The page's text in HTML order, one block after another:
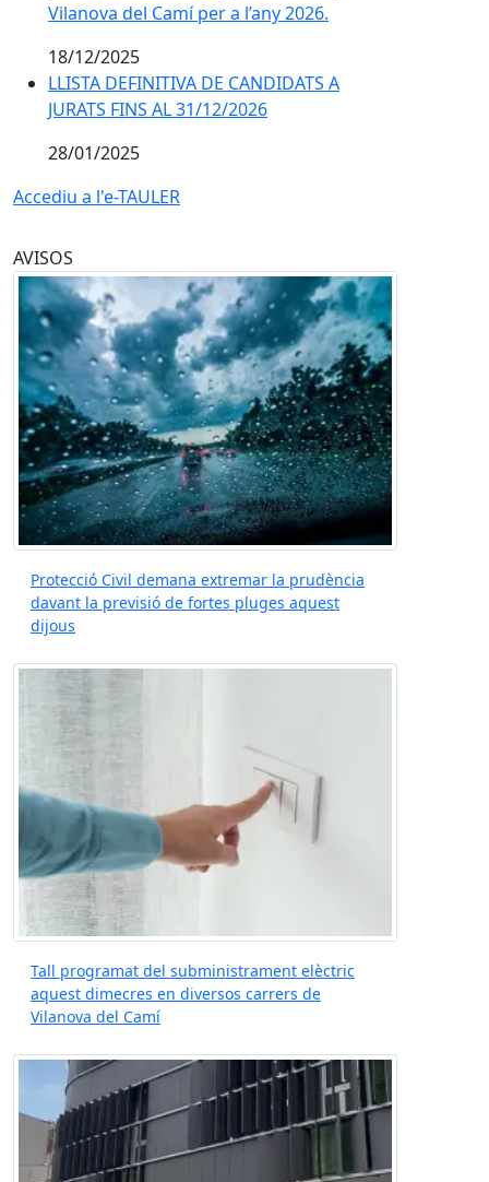
Vilanova del Camí per a l’any 2026.
18/12/2025
LLISTA DEFINITIVA DE CANDIDATS A
JURATS FINS AL 31/12/2026
28/01/2025
Accediu a l'e-TAULER
AVISOS
Protecció Civil demana extremar la prudència
davant la previsió de fortes pluges aquest
dijous
Tall programat del subministrament elèctric
aquest dimecres en diversos carrers de
Vilanova del Camí